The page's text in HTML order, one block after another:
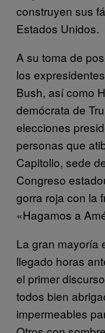
construyen sus
Estados Unidos.
A su toma de
los
Bush, así como
demócrata de
elecciones
personas que
Capitolio, sede
Congreso
gorra roja con la
«Hagamos a
La gran mayoría
llegado horas
el primer
todos bien
impermeables